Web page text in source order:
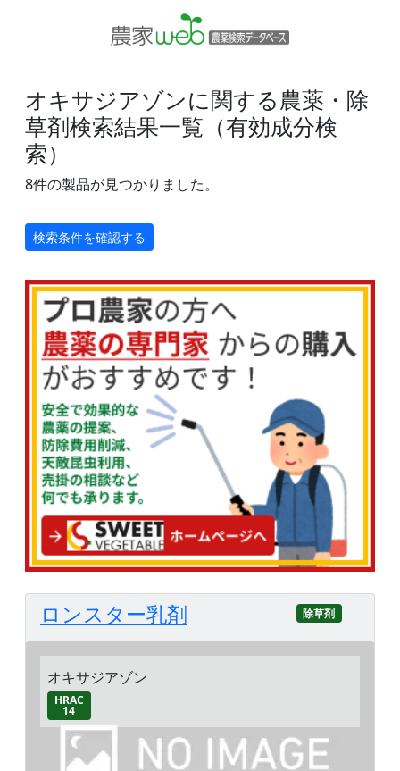
オキサジアゾンに関する農薬・除
草剤検索結果一覧（有効成分検
索）
8件の製品が見つかりました。
検索条件を確認する
ロンスター乳剤 除草剤
オキサジアゾン
HRAC
14